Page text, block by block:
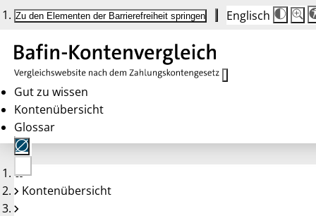
Zu den Elementen der Barrierefreiheit springen Englisch
Die
100
Gut zu wissen
Kontenübersicht
Glossar
Keine
Konten
Kontenübersicht